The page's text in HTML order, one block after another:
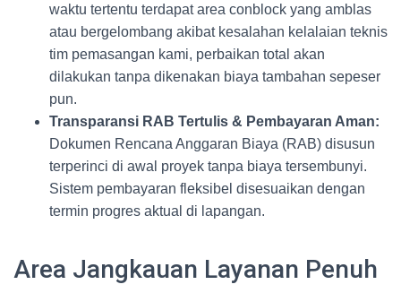
waktu tertentu terdapat area conblock yang amblas
atau bergelombang akibat kesalahan kelalaian teknis
tim pemasangan kami, perbaikan total akan
dilakukan tanpa dikenakan biaya tambahan sepeser
pun.
Transparansi RAB Tertulis & Pembayaran Aman:
Dokumen Rencana Anggaran Biaya (RAB) disusun
terperinci di awal proyek tanpa biaya tersembunyi.
Sistem pembayaran fleksibel disesuaikan dengan
termin progres aktual di lapangan.
Area Jangkauan Layanan Penuh